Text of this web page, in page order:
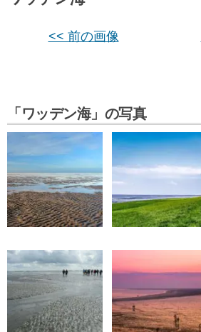
<< 前の画像
「ワッデン海」の写真